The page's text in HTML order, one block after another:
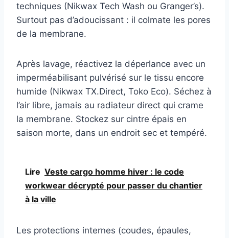
techniques (Nikwax Tech Wash ou Granger’s).
Surtout pas d’adoucissant : il colmate les pores
de la membrane.
Après lavage, réactivez la déperlance avec un
imperméabilisant pulvérisé sur le tissu encore
humide (Nikwax TX.Direct, Toko Eco). Séchez à
l’air libre, jamais au radiateur direct qui crame
la membrane. Stockez sur cintre épais en
saison morte, dans un endroit sec et tempéré.
Lire Veste cargo homme hiver : le code
workwear décrypté pour passer du chantier
à la ville
Les protections internes (coudes, épaules,